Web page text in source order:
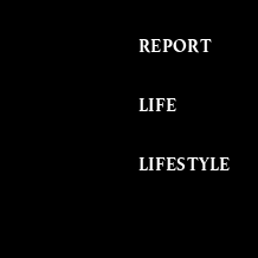
REPORT
LIFE
LIFESTYLE